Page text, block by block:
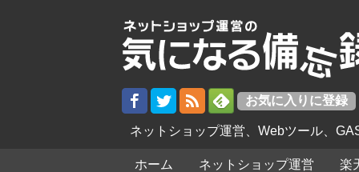
ネットショップ運営、Webツール、
ホーム ネットショップ運営 楽